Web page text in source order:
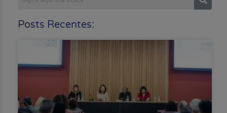
Posts Recentes: